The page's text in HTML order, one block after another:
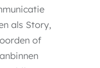
als Story,
of